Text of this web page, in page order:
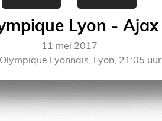
Lyon - Ajax
11 mei 2017
Lyonnais, Lyon, 21:05 uur